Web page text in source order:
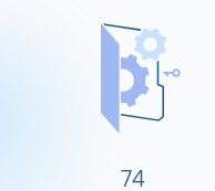
80